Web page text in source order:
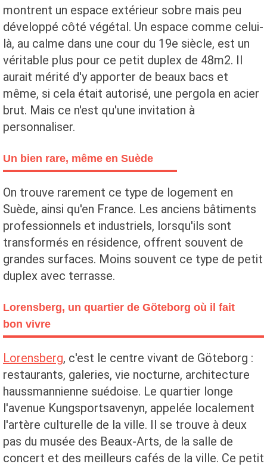
montrent un espace extérieur sobre mais peu
développé côté végétal. Un espace comme celui-
là, au calme dans une cour du 19e siècle, est un
véritable plus pour ce petit duplex de 48m2. Il
aurait mérité d'y apporter de beaux bacs et
même, si cela était autorisé, une pergola en acier
brut. Mais ce n'est qu'une invitation à
personnaliser.
Un bien rare, même en Suède
On trouve rarement ce type de logement en
Suède, ainsi qu'en France. Les anciens bâtiments
professionnels et industriels, lorsqu'ils sont
transformés en résidence, offrent souvent de
grandes surfaces. Moins souvent ce type de petit
duplex avec terrasse.
Lorensberg, un quartier de Göteborg où il fait
bon vivre
Lorensberg, c'est le centre vivant de Göteborg :
restaurants, galeries, vie nocturne, architecture
haussmannienne suédoise. Le quartier longe
l'avenue Kungsportsavenyn, appelée localement
l'artère culturelle de la ville. Il se trouve à deux
pas du musée des Beaux-Arts, de la salle de
concert et des meilleurs cafés de la ville. Ce petit